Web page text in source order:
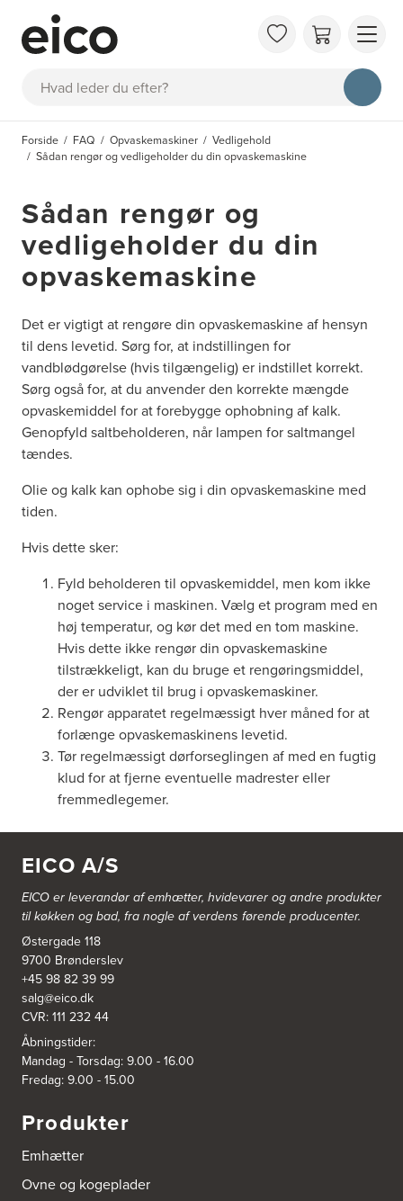
Søg
OM
FAQ
Forside FAQ Opvaskemaskiner
Vedligehold
Sådan rengør og vedligeholder du din opvaskemaskine
Sådan rengør og
vedligeholder du din
opvaskemaskine
Det er vigtigt at rengøre din opvaskemaskine af hensyn
til dens levetid. Sørg for, at indstillingen for
vandblødgørelse (hvis tilgængelig) er indstillet korrekt.
Sørg også for, at du anvender den korrekte mængde
opvaskemiddel for at forebygge ophobning af kalk.
Genopfyld saltbeholderen, når lampen for saltmangel
tændes.
Olie og kalk kan ophobe sig i din opvaskemaskine med
tiden.
Hvis dette sker:
Fyld beholderen til opvaskemiddel, men kom ikke
noget service i maskinen. Vælg et program med en
høj temperatur, og kør det med en tom maskine.
Hvis dette ikke rengør din opvaskemaskine
tilstrækkeligt, kan du bruge et rengøringsmiddel,
der er udviklet til brug i opvaskemaskiner.
Rengør apparatet regelmæssigt hver måned for at
forlænge opvaskemaskinens levetid.
Tør regelmæssigt dørforseglingen af med en fugtig
klud for at fjerne eventuelle madrester eller
fremmedlegemer.
EICO A/S
EICO er leverandør af emhætter, hvidevarer ogandre produkter
til køkken og bad, fra nogle af verdens førende producenter.
Østergade 118
9700 Brønderslev
+45 98 82 39 99
salg@eico.dk
CVR: 111 232 44
Åbningstider:
Mandag - Torsdag: 9.00 - 16.00
Fredag: 9.00 - 15.00
Produkter
Emhætter
Ovne og kogeplader